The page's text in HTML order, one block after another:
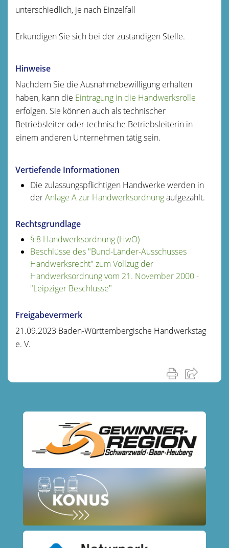
unterschiedlich, je nach Einzelfall
Erkundigen Sie sich bei der zuständigen Stelle.
Hinweise
Nachdem Sie die Ausnahmebewilligung erhalten
haben, kann die Eintragung in die Handwerksrolle
erfolgen. Sie können auch als technischer
Betriebsleiter oder technische Betriebsleiterin in
einem anderen Unternehmen tätig sein.
Vertiefende Informationen
Die zulassungspflichtigen Handwerke werden in
derAnlage A zur Handwerksordnungaufgezählt.
Rechtsgrundlage
§ 8 Handwerksordnung (HwO)
Beschlüsse des "Bund-Länder-Ausschusses
Handwerksrecht" zum Vollzug der
Handwerksordnung vom 21. November 2000 -
"Leipziger Beschlüsse"
Freigabevermerk
21.09.2023 Baden-Württembergische Handwerkstag
e. V.